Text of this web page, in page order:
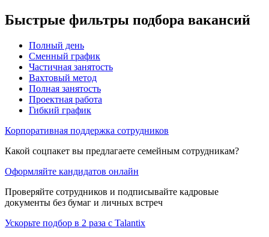
Быстрые фильтры подбора вакансий
Полный день
Сменный график
Частичная занятость
Вахтовый метод
Полная занятость
Проектная работа
Гибкий график
Корпоративная поддержка сотрудников
Какой соцпакет вы предлагаете семейным сотрудникам?
Оформляйте кандидатов онлайн
Проверяйте сотрудников и подписывайте кадровые
документы без бумаг и личных встреч
Ускорьте подбор в 2 раза с Talantix